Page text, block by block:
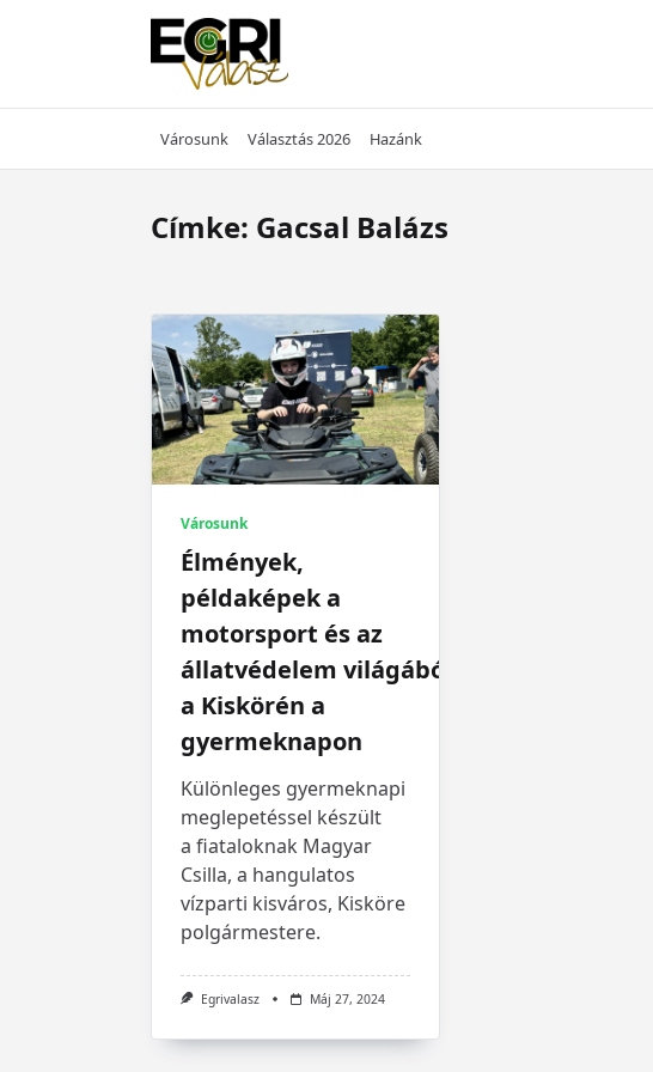
Városunk Választás 2026 Hazánk
Címke: Gacsal Balázs
Városunk
Élmények,
példaképek a
motorsport és az
állatvédelem világából
a Kiskörén a
gyermeknapon
Különleges gyermeknapi
meglepetéssel készült
a fiataloknak Magyar
Csilla, a hangulatos
vízparti kisváros, Kisköre
polgármestere.
Egrivalasz Máj 27, 2024